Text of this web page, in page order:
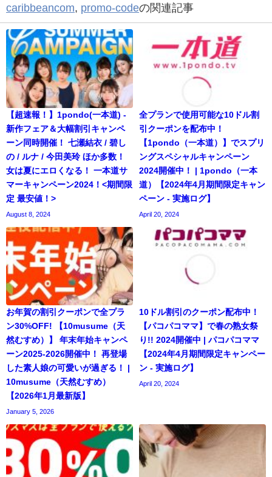
caribbeancom, promo-codeの関連記事
【超速報！】1pondo(一本道) -
新作フェア＆大幅割引キャンペ
ーン同時開催！ 七瀬結衣 / 碧し
の / ルナ / 今田美玲 ほか多数！
女は夏にエロくなる！ 一本道サ
マーキャンペーン2024！<期間限
定 最安値！>
August 8, 2024
全プランで使用可能な10ドル割
引クーポンを配布中！
【1pondo（一本道）】でスプリ
ングスペシャルキャンペーン
2024開催中！ | 1pondo（一本
道）【2024年4月期間限定キャン
ペーン - 実施ログ】
April 20, 2024
お年賀の割引クーポンで全プラ
ン30%OFF! 【10musume（天
然むすめ）】 年末年始キャンペ
ーン2025-2026開催中！ 再登場
した素人娘の可愛いが過ぎる！ |
10musume（天然むすめ）
【2026年1月最新版】
January 5, 2026
10ドル割引のクーポン配布中！
【パコパコママ】で春の熟女祭
り!! 2024開催中 | パコパコママ
【2024年4月期間限定キャンペー
ン - 実施ログ】
April 20, 2024